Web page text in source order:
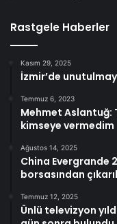
Rastgele Haberler
Kasım 29, 2025
İzmir’de
Temmuz 6, 2023
Mehmet Aslantuğ:
kimseye vermedim
Ağustos 14, 2025
China Evergrande
borsasından
Temmuz 12, 2025
Ünlü televizyon